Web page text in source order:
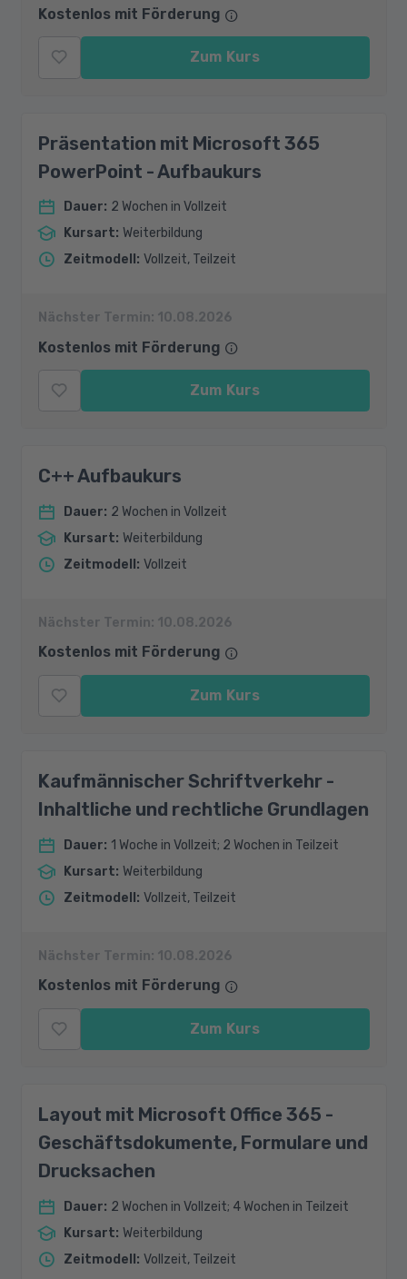
Kostenlos mit Förderung
Zum Kurs
Präsentation mit Microsoft 365
PowerPoint - Aufbaukurs
Dauer: 2 Wochen in Vollzeit
Kursart: Weiterbildung
Zeitmodell : Vollzeit, Teilzeit
Nächster Termin: 10.08.2026
Kostenlos mit Förderung
Zum Kurs
C++ Aufbaukurs
Dauer: 2 Wochen in Vollzeit
Kursart: Weiterbildung
Zeitmodell : Vollzeit
Nächster Termin: 10.08.2026
Kostenlos mit Förderung
Zum Kurs
Kaufmännischer Schriftverkehr -
Inhaltliche und rechtliche Grundlagen
Dauer: 1 Woche in Vollzeit; 2 Wochen in Teilzeit
Kursart: Weiterbildung
Zeitmodell : Vollzeit, Teilzeit
Nächster Termin: 10.08.2026
Kostenlos mit Förderung
Zum Kurs
Layout mit Microsoft Office 365 -
Geschäftsdokumente, Formulare und
Drucksachen
Dauer: 2 Wochen in Vollzeit; 4 Wochen in Teilzeit
Kursart: Weiterbildung
Zeitmodell : Vollzeit, Teilzeit